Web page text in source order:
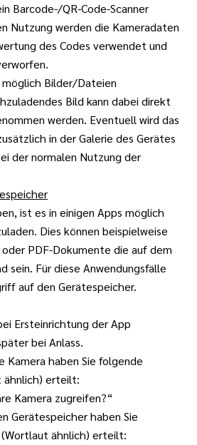
Barcode-/QR-Code-Scanner
Nutzung werden die Kameradaten
des Codes verwendet und
Bilder/Dateien
Bild kann dabei direkt
werden. Eventuell wird das
in der Galerie des Gerätes
der normalen Nutzung der
ist es in einigen Apps möglich
Dies können beispielweise
PDF-Dokumente die auf dem
sein. Für diese Anwendungsfälle
auf den Gerätespeicher.
Ersteinrichtung der App
bei Anlass.
Kamera haben Sie folgende
ähnlich) erteilt:
Kamera zugreifen?“
Gerätespeicher haben Sie
ähnlich) erteilt: